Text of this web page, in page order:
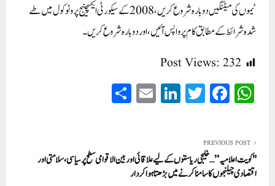
ٹیموں کی میٹنگیں دوبارہ شروع کریں، 2008 کے سیکورٹی ایکسچینج پروٹوکول میں طے
شدہ شرائط کے مطابق کام پر واپس آئیں، اور دوبارہ شروع کریں۔
Post Views: 232
W
ha
A
pp
Fa
ce
ok
T
wi
r
Li
nk
In
E
m
PREVIOUS POST
"کویت اعلامیہ”… خلیجی ریاستوں کے لیے علاقائی اور بین الاقوامی سطح پر سیاسی، سلامتی اور
اقتصادی چیلنجوں کا سامنا کرنے میں بڑھتا ہوا کردار